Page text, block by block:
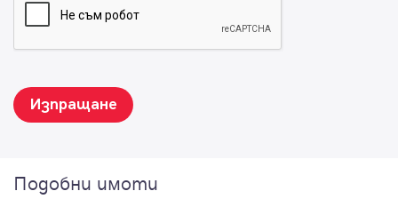
Изпращане
Подобни имоти